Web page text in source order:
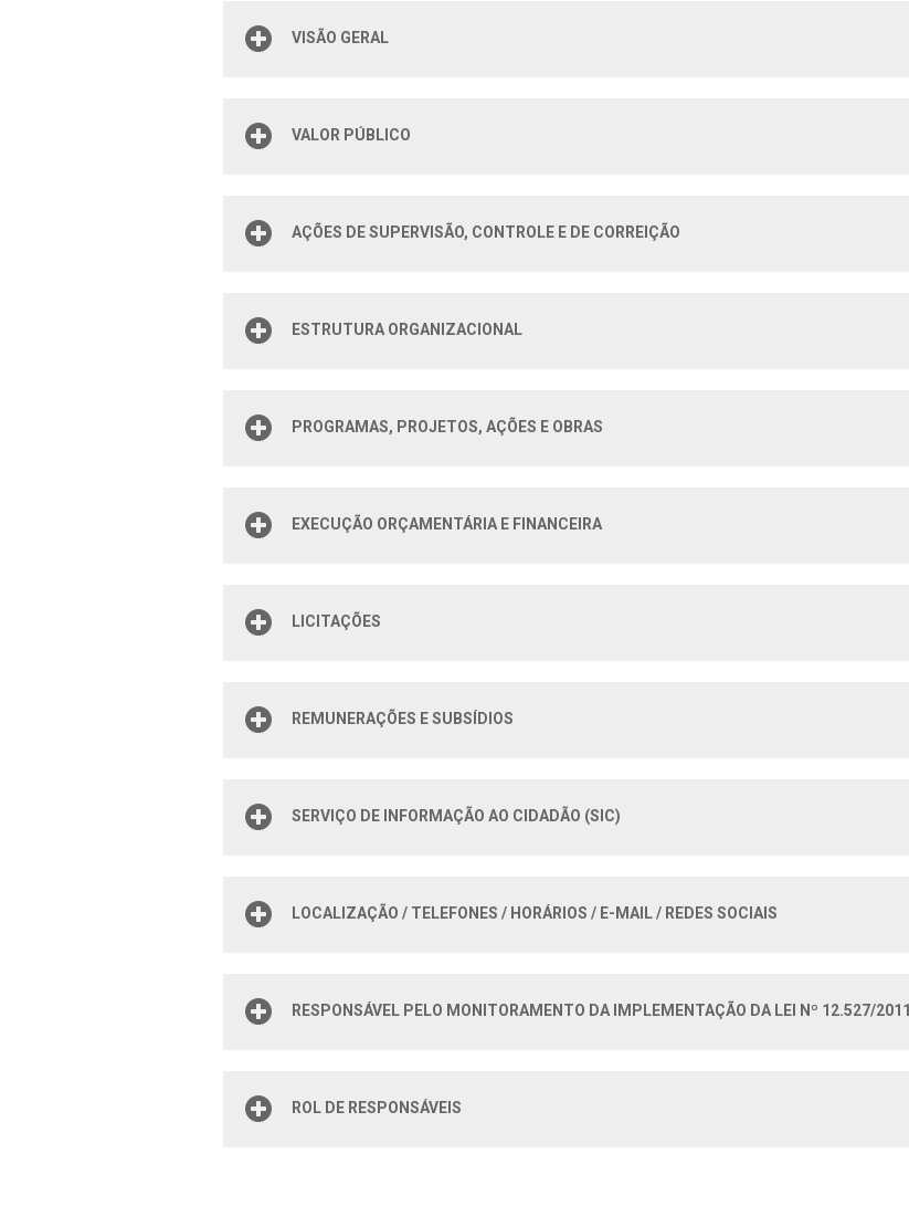
VISÃO GERAL
VALOR PÚBLICO
AÇÕES DE SUPERVISÃO, CONTROLE E DE CORREIÇÃO
ESTRUTURA ORGANIZACIONAL
PROGRAMAS, PROJETOS, AÇÕES E OBRAS
EXECUÇÃO ORÇAMENTÁRIA E FINANCEIRA
LICITAÇÕES
REMUNERAÇÕES E SUBSÍDIOS
SERVIÇO DE INFORMAÇÃO AO CIDADÃO (SIC)
LOCALIZAÇÃO / TELEFONES / HORÁRIOS / E-MAIL / REDES SOCIAIS
RESPONSÁVEL PELO MONITORAMENTO DA IMPLEMENTAÇÃO DA LEI Nº 12.527/2011
ROL DE RESPONSÁVEIS